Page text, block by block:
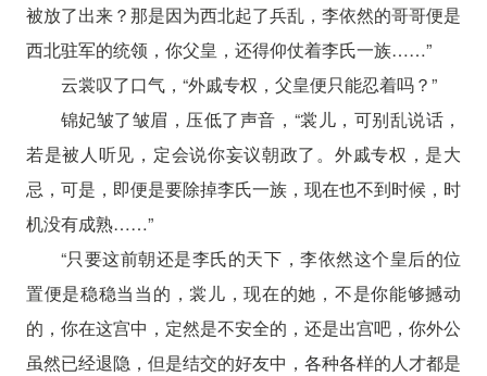
被放了出来？那是因为西北起了兵乱，李依然的哥哥便是
西北驻军的统领，你父皇，还得仰仗着李氏一族……”
云裳叹了口气，“外戚专权，父皇便只能忍着吗？”
锦妃皱了皱眉，压低了声音，“裳儿，可别乱说话，
若是被人听见，定会说你妄议朝政了。外戚专权，是大
忌，可是，即便是要除掉李氏一族，现在也不到时候，时
机没有成熟……”
“只要这前朝还是李氏的天下，李依然这个皇后的位
置便是稳稳当当的，裳儿，现在的她，不是你能够撼动
的，你在这宫中，定然是不安全的，还是出宫吧，你外公
虽然已经退隐，但是结交的好友中，各种各样的人才都是